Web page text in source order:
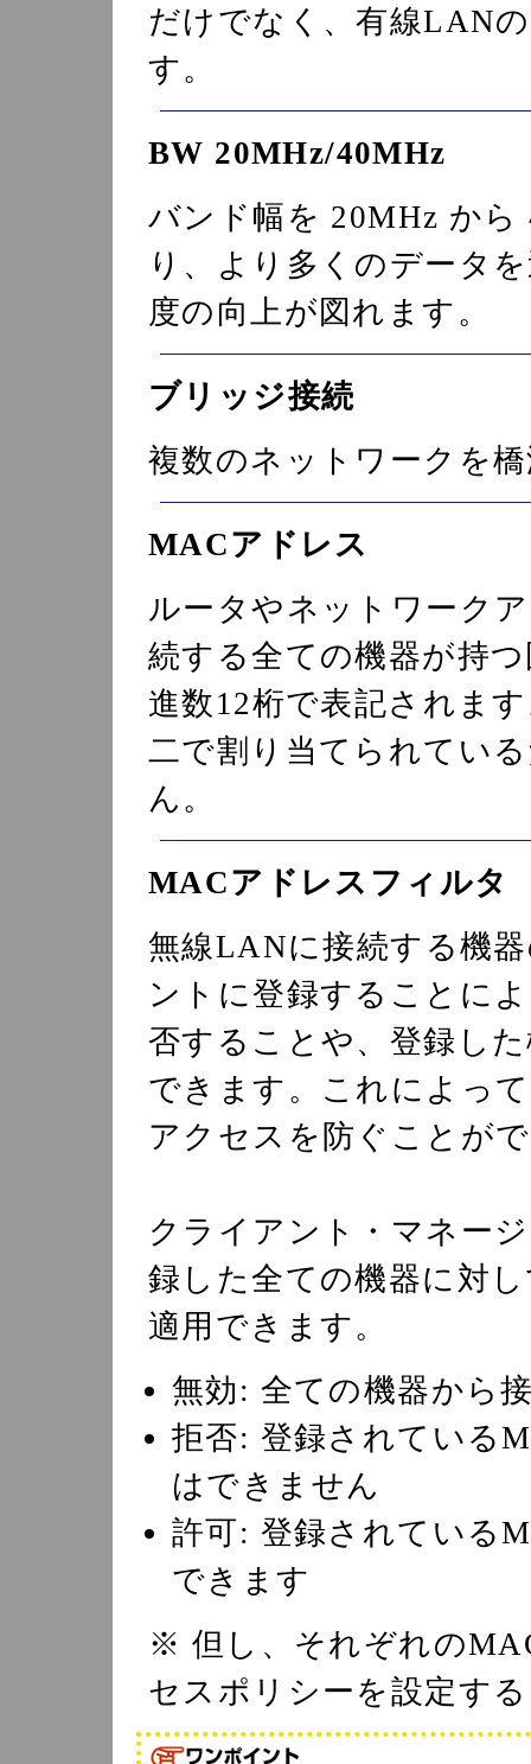
だけでなく、有線LAN
す。
BW 20MHz/40MHz
バンド幅を 20MHz か
り、より多くのデータ
度の向上が図れます。
ブリッジ接続
複数のネットワークを
MACアドレス
ルータやネットワーク
続する全ての機器が持
進数12桁で表記されま
二で割り当てられてい
ん。
MACアドレスフィルタ
無線LANに接続する機
ントに登録することに
否することや、登録し
できます。これによっ
アクセスを防ぐことが
クライアント・マネー
録した全ての機器に対
適用できます。
無効: 全ての機器から
拒否: 登録されている
はできません
許可: 登録されている
できます
※ 但し、それぞれの
セスポリシーを設定す